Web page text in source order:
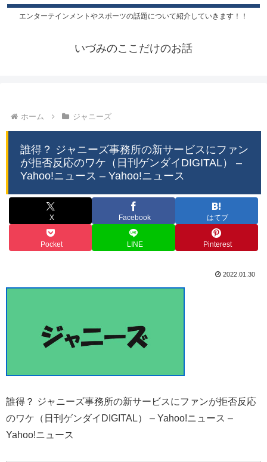
エンターテインメントやスポーツの話題について紹介していきます！！
いづみのここだけのお話
ホーム ジャニーズ
誰得？ ジャニーズ事務所の新サービスにファン
が拒否反応のワケ（日刊ゲンダイDIGITAL） –
Yahoo!ニュース – Yahoo!ニュース
X Facebook はてブ
Pocket LINE Pinterest
2022.01.30
誰得？ ジャニーズ事務所の新サービスにファンが拒否反応
のワケ（日刊ゲンダイDIGITAL） – Yahoo!ニュース –
Yahoo!ニュース